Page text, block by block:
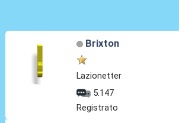
Brixton
Lazionetter
5.147
Registrato